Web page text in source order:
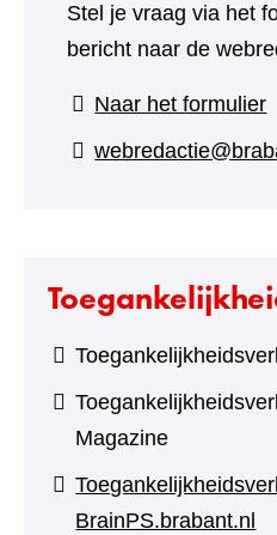
Stel je vraag via het
bericht naar de
Naar het formulier
Magazine
BrainPS.brabant.nl